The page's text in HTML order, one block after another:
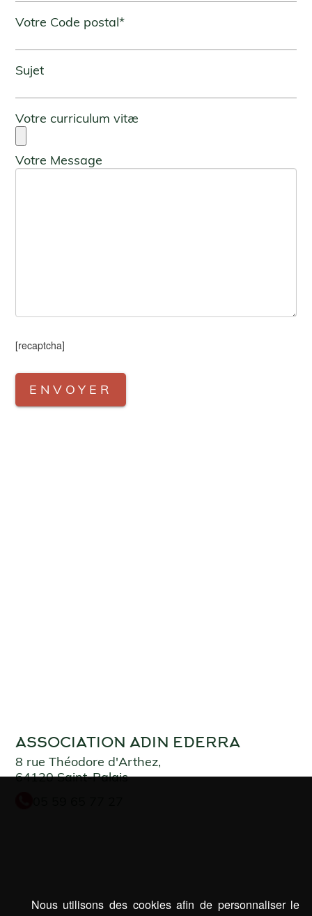
Votre Code postal*
Sujet
Votre curriculum vitæ
Votre Message
[recaptcha]
ASSOCIATION ADIN EDERRA
8 rue Théodore d'Arthez,
64120 Saint-Palais
Nous utilisons des cookies afin de personnaliser le